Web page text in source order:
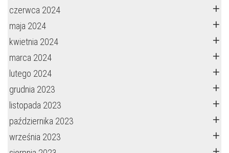
czerwca 2024
maja 2024
kwietnia 2024
marca 2024
lutego 2024
grudnia 2023
listopada 2023
października 2023
września 2023